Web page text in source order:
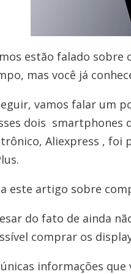
estão falado sobre
mas você já
vamos falar um
dois smartphones
Aliexpress , foi
este artigo sobre
do fato de ainda
comprar os
informações